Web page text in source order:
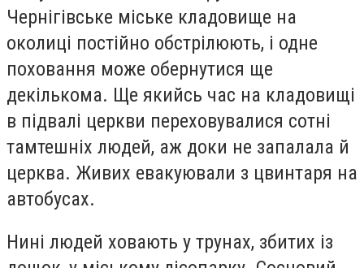
Чернігівське міське кладовище на
околиці постійно обстрілюють, і одне
поховання може обернутися ще
декількома. Ще якийсь час на кладовищі
в підвалі церкви переховувалися сотні
тамтешніх людей, аж доки не запалала й
церква. Живих евакуювали з цвинтаря на
автобусах.
Нині людей ховають у трунах, збитих із